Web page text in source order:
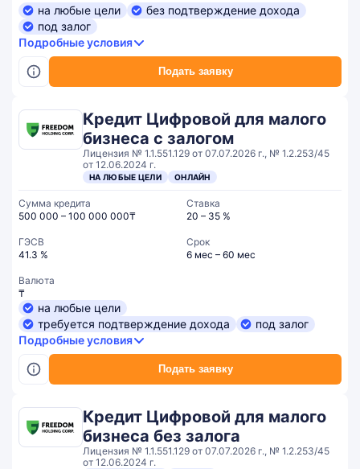
Подать заявку
на любые цели
без подтверждение дохода
под залог
Подробные условия
Кредит Цифровой для малого
бизнеса с залогом
Лицензия № 1.1.551.129 от 07.07.2026 г., № 1.2.253/45
от 12.06.2024 г.
НА ЛЮБЫЕ ЦЕЛИ ОНЛАЙН
Подать заявку
Сумма кредита
500 000 – 100 000 000₸
Ставка
20 – 35 %
ГЭСВ
41.3 %
Срок
6 мес – 60 мес
Валюта
₸
на любые цели
требуется подтверждение дохода
под залог
Подробные условия
Кредит Цифровой для малого
бизнеса без залога
Лицензия № 1.1.551.129 от 07.07.2026 г., № 1.2.253/45
от 12.06.2024 г.